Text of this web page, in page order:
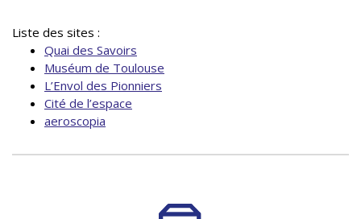
Liste des sites :
Quai des Savoirs
Muséum de Toulouse
L’Envol des Pionniers
Cité de l’espace
aeroscopia